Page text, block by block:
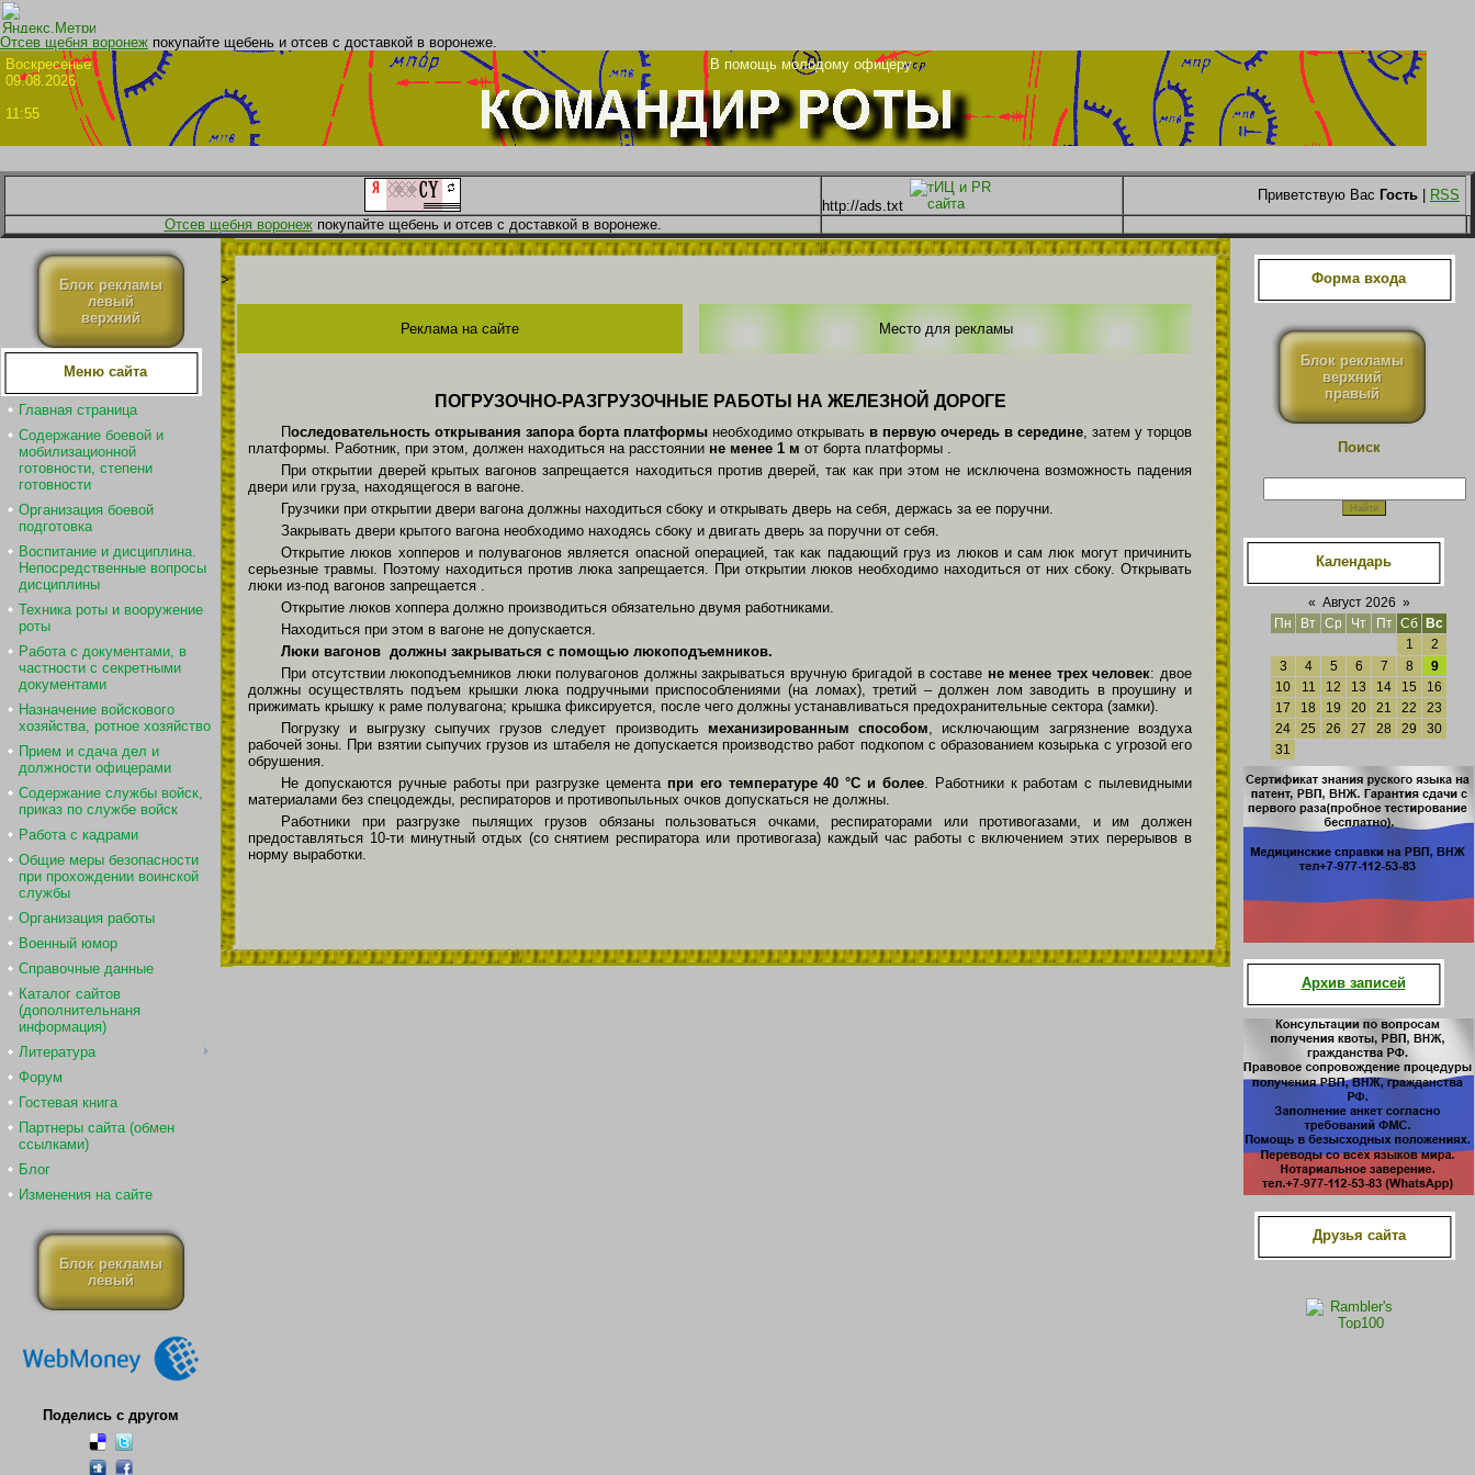
Отсев щебня воронеж покупайте щебень и отсев с доставкой в воронеже.
Воскресенье В помощь молодому офицеру
09.08.2026
11:55
http://ads.txt
Приветствую Вас Гость
RSS
Отсев щебня воронежпокупайте щебень и отсев с доставкой в воронеже.
Блок рекламы
левый
верхний
Меню сайта
Главная страница
Содержание боевой и
мобилизационной
готовности, степени
готовности
Организация боевой
подготовка
Воспитание и дисциплина.
Непосредственные вопросы
дисциплины
Техника роты и вооружение
роты
Работа с документами, в
частности с секретными
документами
Назначение войскового
хозяйства, ротное хозяйство
Прием и сдача дел и
должности офицерами
Содержание службы войск,
приказ по службе войск
Работа с кадрами
Общие меры безопасности
при прохождении воинской
службы
Организация работы
Военный юмор
Справочные данные
Каталог сайтов
(дополнительнаня
информация)
Литература
Форум
Гостевая книга
Партнеры сайта (обмен
ссылками)
Блог
Изменения на сайте
Блок рекламы
левый
Поделись с другом
>
Реклама на сайте Место для рекламы
ПОГРУЗОЧНО-РАЗГРУЗОЧНЫЕ РАБОТЫ НА ЖЕЛЕЗНОЙ ДОРОГЕ
Последовательность открывания запора борта платформы необходимо открывать в первую очередь в середине , затем у торцов
платформы. Работник, при этом, должен находиться на расстоянии не менее 1 м от борта платформы .
При открытии дверей крытых вагонов запрещается находиться против дверей, так как при этом не исключена возможность падения
двери или груза, находящегося в вагоне.
Грузчики при открытии двери вагона должны находиться сбоку и открывать дверь на себя, держась за ее поручни.
Закрывать двери крытого вагона необходимо находясь сбоку и двигать дверь за поручни от себя.
Открытие люков хопперов и полувагонов является опасной операцией, так как падающий груз из люков и сам люк могут причинить
серьезные травмы. Поэтому находиться против люка запрещается. При открытии люков необходимо находиться от них сбоку. Открывать
люки из-под вагонов запрещается .
Открытие люков хоппера должно производиться обязательно двумя работниками.
Находиться при этом в вагоне не допускается.
Люки вагонов должны закрываться с помощью люкоподъемников.
При отсутствии люкоподъемников люки полувагонов должны закрываться вручную бригадой в составе не менее трех человек: двое
должны осуществлять подъем крышки люка подручными приспособлениями (на ломах), третий – должен лом заводить в проушину и
прижимать крышку к раме полувагона; крышка фиксируется, после чего должны устанавливаться предохранительные сектора (замки).
Погрузку и выгрузку сыпучих грузов следует производить механизированным способом , исключающим загрязнение воздуха
рабочей зоны. При взятии сыпучих грузов из штабеля не допускается производство работ подкопом с образованием козырька с угрозой его
обрушения.
Не допускаются ручные работы при разгрузке цемента при его температуре 40 °C и более. Работники к работам с пылевидными
материалами без спецодежды, респираторов и противопыльных очков допускаться не должны.
Работники при разгрузке пылящих грузов обязаны пользоваться очками, респираторами или противогазами, и им должен
предоставляться 10-ти минутный отдых (со снятием респиратора или противогаза) каждый час работы с включением этих перерывов в
норму выработки.
Форма входа
Блок рекламы
верхний
правый
Поиск
Календарь
« Август 2026 »
Пн
Вт Ср Чт Пт Сб
Вс
1
2
3
4 5 6 7 8
9
10
11 12 13 14 15
16
17
18 19 20 21 22
23
24
25 26 27 28 29
30
31
Архив записей
Друзья сайта